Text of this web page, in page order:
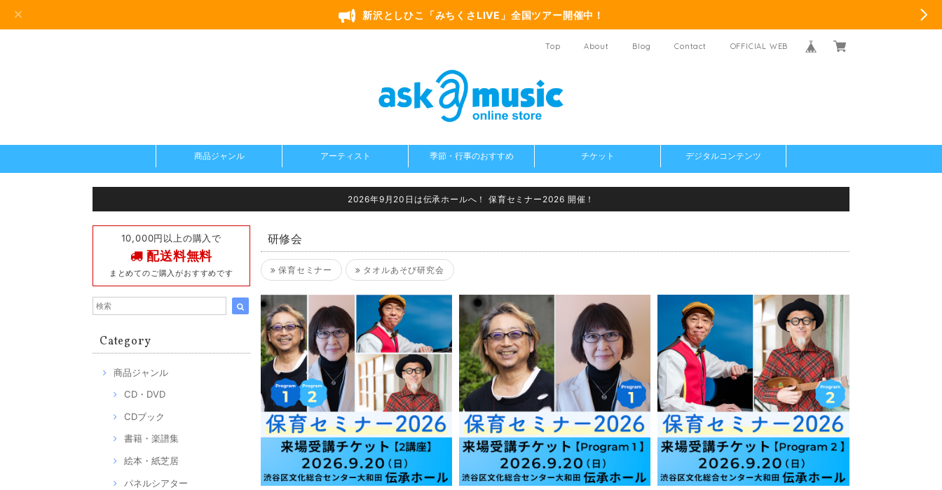
新沢としひこ「みちくさLIVE」全国ツアー開催中！
Top About Blog Contact OFFICIAL WEB
商品ジャンル アーティスト 季節・行事のおすすめ チケット デジタルコンテンツ
2026年9月20日は伝承ホールへ！ 保育セミナー2026 開催！
10,000円以上の購入で
配送料無料
まとめてのご購入がおすすめです
Category
商品ジャンル
CD・DVD
CDブック
書籍・楽譜集
絵本・紙芝居
パネルシアター
研修会
保育セミナー タオルあそび研究会